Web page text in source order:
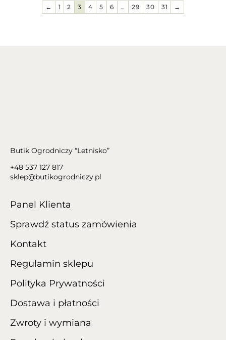
← 1 2 3 4 5 6 … 29 30 31 →
Butik Ogrodniczy “Letnisko”
+48 537 127 817
sklep@butikogrodniczy.pl
Panel Klienta
Sprawdź status zamówienia
Kontakt
Regulamin sklepu
Polityka Prywatności
Dostawa i płatności
Zwroty i wymiana